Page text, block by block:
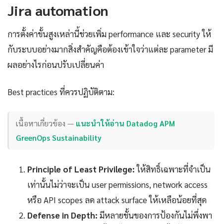
Jira automation
การตั้งค่าขั้นสูงเหล่านี้ช่วยเพิ่ม performance และ security ให้
กับระบบอย่างมากสิ่งสำคัญคือต้องเข้าใจว่าแต่ละ parameter มี
ผลอย่างไรก่อนปรับเปลี่ยนค่า
Best practices ที่ควรปฏิบัติตาม:
เนื้อหาเกี่ยวข้อง — แนะนำให้อ่าน Datadog APM
GreenOps Sustainability
Principle of Least Privilege:ให้สิทธิ์เฉพาะที่จำเป็น
เท่านั้นไม่ว่าจะเป็น user permissions, network access
หรือ API scopes ลด attack surface ให้เหลือน้อยที่สุด
Defense in Depth: มีหลายชั้นของการป้องกันไม่พึ่งพา